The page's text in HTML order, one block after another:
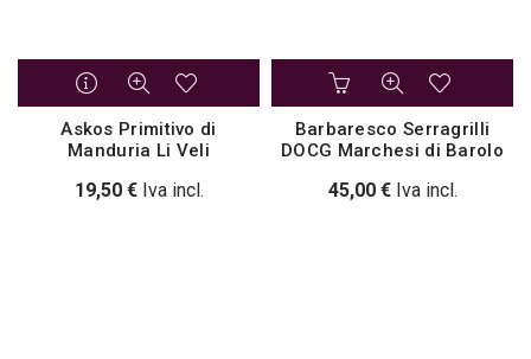
Askos Primitivo di
Manduria Li Veli
19,50 € Iva incl.
Barbaresco Serragrilli
DOCG Marchesi di Barolo
45,00 € Iva incl.